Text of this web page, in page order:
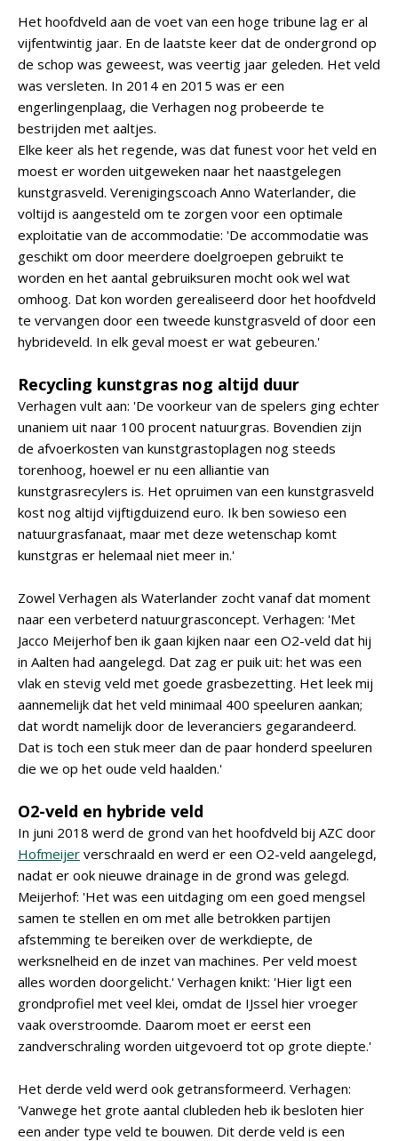
Het hoofdveld aan de voet van een hoge tribune lag er al
vijfentwintig jaar. En de laatste keer dat de ondergrond op
de schop was geweest, was veertig jaar geleden. Het veld
was versleten. In 2014 en 2015 was er een
engerlingenplaag, die Verhagen nog probeerde te
bestrijden met aaltjes.
Elke keer als het regende, was dat funest voor het veld en
moest er worden uitgeweken naar het naastgelegen
kunstgrasveld. Verenigingscoach Anno Waterlander, die
voltijd is aangesteld om te zorgen voor een optimale
exploitatie van de accommodatie: 'De accommodatie was
geschikt om door meerdere doelgroepen gebruikt te
worden en het aantal gebruiksuren mocht ook wel wat
omhoog. Dat kon worden gerealiseerd door het hoofdveld
te vervangen door een tweede kunstgrasveld of door een
hybrideveld. In elk geval moest er wat gebeuren.'
Recycling kunstgras nog altijd duur
Verhagen vult aan: 'De voorkeur van de spelers ging echter
unaniem uit naar 100 procent natuurgras. Bovendien zijn
de afvoerkosten van kunstgrastoplagen nog steeds
torenhoog, hoewel er nu een alliantie van
kunstgrasrecylers is. Het opruimen van een kunstgrasveld
kost nog altijd vijftigduizend euro. Ik ben sowieso een
natuurgrasfanaat, maar met deze wetenschap komt
kunstgras er helemaal niet meer in.'
Zowel Verhagen als Waterlander zocht vanaf dat moment
naar een verbeterd natuurgrasconcept. Verhagen: 'Met
Jacco Meijerhof ben ik gaan kijken naar een O2-veld dat hij
in Aalten had aangelegd. Dat zag er puik uit: het was een
vlak en stevig veld met goede grasbezetting. Het leek mij
aannemelijk dat het veld minimaal 400 speeluren aankan;
dat wordt namelijk door de leveranciers gegarandeerd.
Dat is toch een stuk meer dan de paar honderd speeluren
die we op het oude veld haalden.'
O2-veld en hybride veld
In juni 2018 werd de grond van het hoofdveld bij AZC door
Hofmeijer verschraald en werd er een O2-veld aangelegd,
nadat er ook nieuwe drainage in de grond was gelegd.
Meijerhof: 'Het was een uitdaging om een goed mengsel
samen te stellen en om met alle betrokken partijen
afstemming te bereiken over de werkdiepte, de
werksnelheid en de inzet van machines. Per veld moest
alles worden doorgelicht.' Verhagen knikt: 'Hier ligt een
grondprofiel met veel klei, omdat de IJssel hier vroeger
vaak overstroomde. Daarom moet er eerst een
zandverschraling worden uitgevoerd tot op grote diepte.'
Het derde veld werd ook getransformeerd. Verhagen:
'Vanwege het grote aantal clubleden heb ik besloten hier
een ander type veld te bouwen. Dit derde veld is een